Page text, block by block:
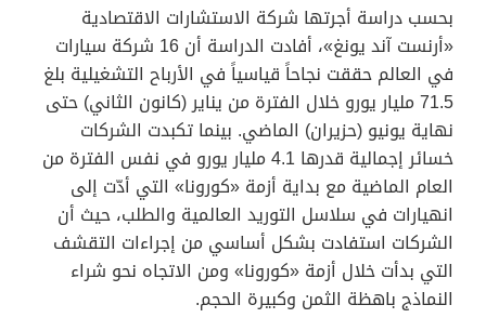
بحسب دراسة أجرتها شركة الاستشارات الاقتصادية
«أرنست آند يونغ»، أفادت الدراسة أن 16 شركة سيارات
في العالم حققت نجاحاً قياسياً في الأرباح التشغيلية بلغ
71.5 مليار يورو خلال الفترة من يناير (كانون الثاني) حتى
نهاية يونيو (حزيران) الماضي. بينما تكبدت الشركات
خسائر إجمالية قدرها 4.1 مليار يورو في نفس الفترة من
العام الماضية مع بداية أزمة «كورونا» التي أدّت إلى
انهيارات في سلاسل التوريد العالمية والطلب، حيث أن
الشركات استفادت بشكل أساسي من إجراءات التقشف
التي بدأت خلال أزمة «كورونا» ومن الاتجاه نحو شراء
النماذج باهظة الثمن وكبيرة الحجم.